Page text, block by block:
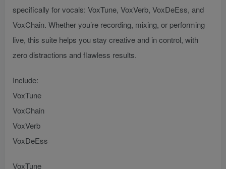
specifically for vocals: VoxTune, VoxVerb, VoxDeEss, and
VoxChain. Whether you’re recording, mixing, or performing
live, this suite helps you stay creative and in control, with
zero distractions and flawless results.
Include:
VoxTune
VoxChain
VoxVerb
VoxDeEss
VoxTune